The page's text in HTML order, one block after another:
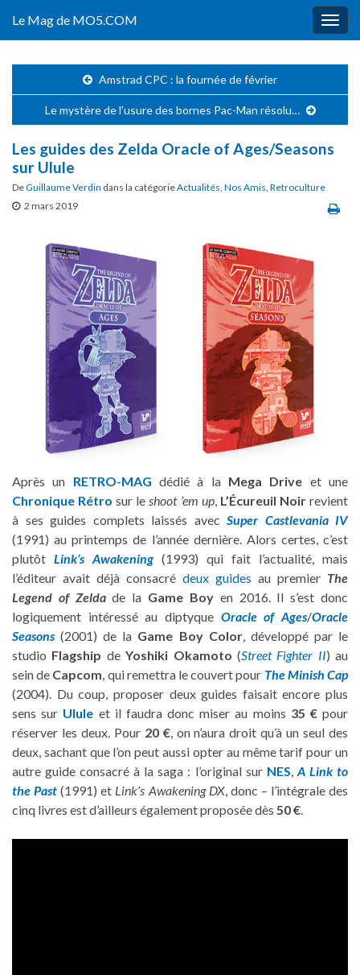
Le Mag de MO5.COM
Amstrad CPC : la fournée de février
Le mystère de l’usure des bornes Pac-Man résolu…
Les guides des Zelda Oracle of Ages/Seasons
sur Ulule
DeGuillaume Verdin dans la catégorieActualités, Nos Amis, Retroculture
2 mars 2019
Après un RETRO-MAG dédié à la Mega Drive et une
Chronique Rétro sur leshoot ’em up, L’Écureuil Noirrevient
à ses guides complets laissés avec Super Castlevania IV
(1991) au printemps de l’année dernière. Alors certes, c’est
plutôt Link’s Awakening (1993) qui fait l’actualité, mais
l’éditeur avait déjà consacré deux guides au premier The
Legend of Zeldade la Game Boyen 2016. Il s’est donc
logiquement intéressé au diptyque Oracle of Ages/Oracle
Seasons (2001) de la Game Boy Color, développé par le
studio Flagship deYoshiki Okamoto (Street Fighter II) au
sein de Capcom, qui remettra le couvert pour The Minish Cap
(2004). Du coup, proposer deux guides faisait encore plus
sens sur Ulule et il faudra donc miser au moins 35 €pour
réserver les deux. Pour 20 €, on n’aura droit qu’à un seul des
deux, sachant que l’on peut aussi opter au même tarif pour un
autre guide consacré à la saga : l’original sur NES, A Link to
the Past (1991) et Link’s Awakening DX, donc – l’intégrale des
cinq livres est d’ailleurs également proposée dès 50 €.